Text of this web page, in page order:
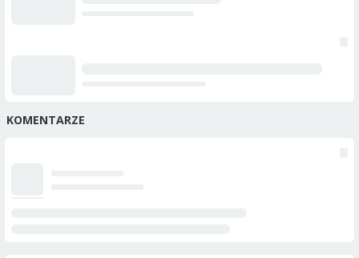
KOMENTARZE